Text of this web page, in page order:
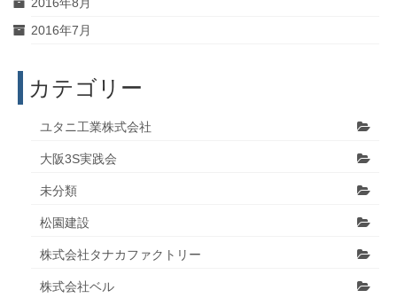
2016年7月
カテゴリー
ユタニ工業株式会社
大阪3S実践会
未分類
松園建設
株式会社タナカファクトリー
株式会社ベル